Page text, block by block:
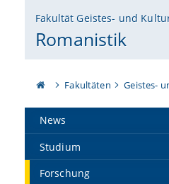
Fakultät Geistes- und
Romanistik
Fakultäten Geistes-
News
Studium
Forschung